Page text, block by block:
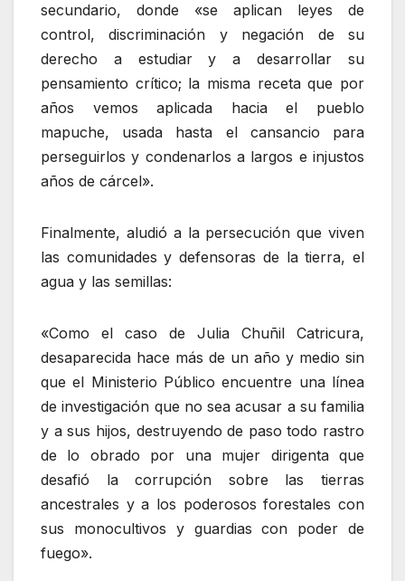
secundario, donde «se aplican leyes de
control, discriminación y negación de su
derecho a estudiar y a desarrollar su
pensamiento crítico; la misma receta que por
años vemos aplicada hacia el pueblo
mapuche, usada hasta el cansancio para
perseguirlos y condenarlos a largos e injustos
años de cárcel».
Finalmente, aludió a la persecución que viven
las comunidades y defensoras de la tierra, el
agua y las semillas:
«Como el caso de Julia Chuñil Catricura,
desaparecida hace más de un año y medio sin
que el Ministerio Público encuentre una línea
de investigación que no sea acusar a su familia
y a sus hijos, destruyendo de paso todo rastro
de lo obrado por una mujer dirigenta que
desafió la corrupción sobre las tierras
ancestrales y a los poderosos forestales con
sus monocultivos y guardias con poder de
fuego».